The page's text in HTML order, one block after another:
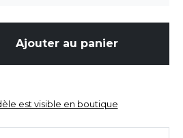
Ajouter au panier
est visible en boutique